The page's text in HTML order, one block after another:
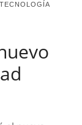
TECNOLOGÍA